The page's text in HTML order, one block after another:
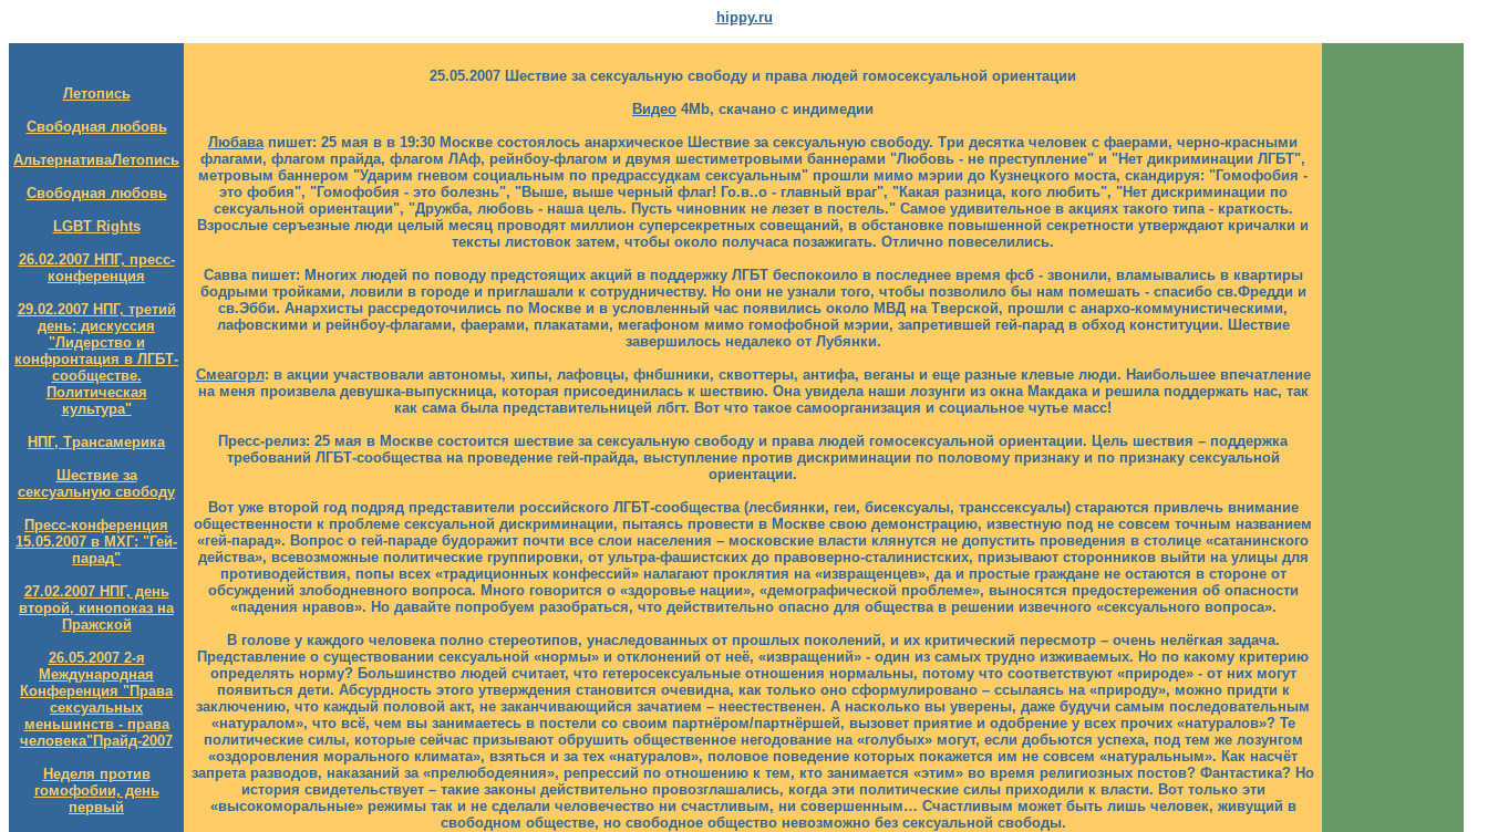
hippy.ru
Летопись
Свободная любовь
АльтернативаЛетопись
Свободная любовь
LGBT Rights
26.02.2007 НПГ, пресс-
конференция
29.02.2007 НПГ, третий
день; дискуссия
"Лидерство и
конфронтация в ЛГБТ-
сообществе.
Политическая
культура"
НПГ, Трансамерика
Шествие за
сексуальную свободу
Пресс-конференция
15.05.2007 в МХГ: "Гей-
парад"
27.02.2007 НПГ, день
второй, кинопоказ на
Пражской
26.05.2007 2-я
Международная
Конференция "Права
сексуальных
меньшинств - права
человека"Прайд-2007
Неделя против
гомофобии, день
первый
25.05.2007 Шествие за сексуальную свободу и права людей гомосексуальной ориентации
Видео 4Mb, скачано с индимедии
Любавапишет: 25 мая в в 19:30 Москве состоялось анархическое Шествие за сексуальную свободу. Три десятка человек с фаерами, черно-красными
флагами, флагом прайда, флагом ЛАф, рейнбоу-флагом и двумя шестиметровыми баннерами "Любовь - не преступление" и "Нет дикриминации ЛГБТ",
метровым баннером "Ударим гневом социальным по предрассудкам сексуальным" прошли мимо мэрии до Кузнецкого моста, скандируя: "Гомофобия -
это фобия", "Гомофобия - это болезнь", "Выше, выше черный флаг! Го.в..о - главный враг", "Какая разница, кого любить", "Нет дискриминации по
сексуальной ориентации", "Дружба, любовь - наша цель. Пусть чиновник не лезет в постель." Самое удивительное в акциях такого типа - краткость.
Взрослые серъезные люди целый месяц проводят миллион суперсекретных совещаний, в обстановке повышенной секретности утверждают кричалки и
тексты листовок затем, чтобы около получаса позажигать. Отлично повеселились.
Савва пишет: Многих людей по поводу предстоящих акций в поддержку ЛГБТ беспокоило в последнее время фсб - звонили, вламывались в квартиры
бодрыми тройками, ловили в городе и приглашали к сотрудничеству. Но они не узнали того, чтобы позволило бы нам помешать - спасибо св.Фредди и
св.Эбби. Анархисты рассредоточились по Москве и в условленный час появились около МВД на Тверской, прошли с анархо-коммунистическими,
лафовскими и рейнбоу-флагами, фаерами, плакатами, мегафоном мимо гомофобной мэрии, запретившей гей-парад в обход конституции. Шествие
завершилось недалеко от Лубянки.
Смеагорл: в акции участвовали автономы, хипы, лафовцы, фнбшники, сквоттеры, антифа, веганы и еще разные клевые люди. Наибольшее впечатление
на меня произвела девушка-выпускница, которая присоединилась к шествию. Она увидела наши лозунги из окна Макдака и решила поддержать нас, так
как сама была представительницей лбгт. Вот что такое самоорганизация и социальное чутье масс!
Пресс-релиз: 25 мая в Москве состоится шествие за сексуальную свободу и права людей гомосексуальной ориентации. Цель шествия – поддержка
требований ЛГБТ-сообщества на проведение гей-прайда, выступление против дискриминации по половому признаку и по признаку сексуальной
ориентации.
Вот уже второй год подряд представители российского ЛГБТ-сообщества (лесбиянки, геи, бисексуалы, транссексуалы) стараются привлечь внимание
общественности к проблеме сексуальной дискриминации, пытаясь провести в Москве свою демонстрацию, известную под не совсем точным названием
«гей-парад». Вопрос о гей-параде будоражит почти все слои населения – московские власти клянутся не допустить проведения в столице «сатанинского
действа», всевозможные политические группировки, от ультра-фашистских до правоверно-сталинистских, призывают сторонников выйти на улицы для
противодействия, попы всех «традиционных конфессий» налагают проклятия на «извращенцев», да и простые граждане не остаются в стороне от
обсуждений злободневного вопроса. Много говорится о «здоровье нации», «демографической проблеме», выносятся предостережения об опасности
«падения нравов». Но давайте попробуем разобраться, что действительно опасно для общества в решении извечного «сексуального вопроса».
В голове у каждого человека полно стереотипов, унаследованных от прошлых поколений, и их критический пересмотр – очень нелёгкая задача.
Представление о существовании сексуальной «нормы» и отклонений от неё, «извращений» - один из самых трудно изживаемых. Но по какому критерию
определять норму? Большинство людей считает, что гетеросексуальные отношения нормальны, потому что соответствуют «природе» - от них могут
появиться дети. Абсурдность этого утверждения становится очевидна, как только оно сформулировано – ссылаясь на «природу», можно придти к
заключению, что каждый половой акт, не заканчивающийся зачатием – неестественен. А насколько вы уверены, даже будучи самым последовательным
«натуралом», что всё, чем вы занимаетесь в постели со своим партнёром/партнёршей, вызовет приятие и одобрение у всех прочих «натуралов»? Те
политические силы, которые сейчас призывают обрушить общественное негодование на «голубых» могут, если добьются успеха, под тем же лозунгом
«оздоровления морального климата», взяться и за тех «натуралов», половое поведение которых покажется им не совсем «натуральным». Как насчёт
запрета разводов, наказаний за «прелюбодеяния», репрессий по отношению к тем, кто занимается «этим» во время религиозных постов? Фантастика? Но
история свидетельствует – такие законы действительно провозглашались, когда эти политические силы приходили к власти. Вот только эти
«высокоморальные» режимы так и не сделали человечество ни счастливым, ни совершенным… Счастливым может быть лишь человек, живущий в
свободном обществе, но свободное общество невозможно без сексуальной свободы.